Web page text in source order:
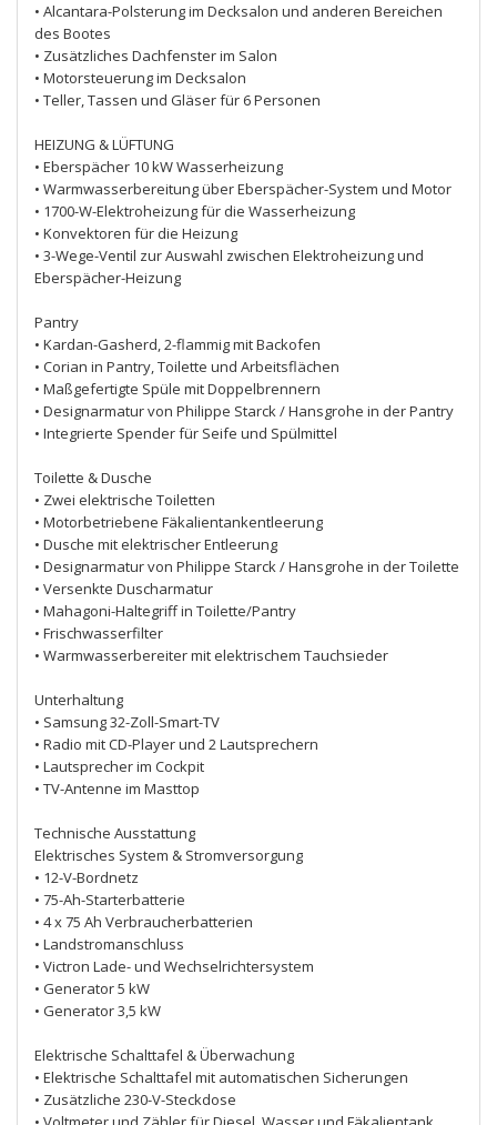
• Alcantara-Polsterung im Decksalon und anderen Bereichen
des Bootes
• Zusätzliches Dachfenster im Salon
• Motorsteuerung im Decksalon
• Teller, Tassen und Gläser für 6 Personen
HEIZUNG & LÜFTUNG
• Eberspächer 10 kW Wasserheizung
• Warmwasserbereitung über Eberspächer-System und Motor
• 1700-W-Elektroheizung für die Wasserheizung
• Konvektoren für die Heizung
• 3-Wege-Ventil zur Auswahl zwischen Elektroheizung und
Eberspächer-Heizung
Pantry
• Kardan-Gasherd, 2-flammig mit Backofen
• Corian in Pantry, Toilette und Arbeitsflächen
• Maßgefertigte Spüle mit Doppelbrennern
• Designarmatur von Philippe Starck / Hansgrohe in der Pantry
• Integrierte Spender für Seife und Spülmittel
Toilette & Dusche
• Zwei elektrische Toiletten
• Motorbetriebene Fäkalientankentleerung
• Dusche mit elektrischer Entleerung
• Designarmatur von Philippe Starck / Hansgrohe in der Toilette
• Versenkte Duscharmatur
• Mahagoni-Haltegriff in Toilette/Pantry
• Frischwasserfilter
• Warmwasserbereiter mit elektrischem Tauchsieder
Unterhaltung
• Samsung 32-Zoll-Smart-TV
• Radio mit CD-Player und 2 Lautsprechern
• Lautsprecher im Cockpit
• TV-Antenne im Masttop
Technische Ausstattung
Elektrisches System & Stromversorgung
• 12-V-Bordnetz
• 75-Ah-Starterbatterie
• 4 x 75 Ah Verbraucherbatterien
• Landstromanschluss
• Victron Lade- und Wechselrichtersystem
• Generator 5 kW
• Generator 3,5 kW
Elektrische Schalttafel & Überwachung
• Elektrische Schalttafel mit automatischen Sicherungen
• Zusätzliche 230-V-Steckdose